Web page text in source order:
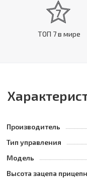
ТОП 7 в мире
Производитель
Тип управления
Модель
Высота зацепа